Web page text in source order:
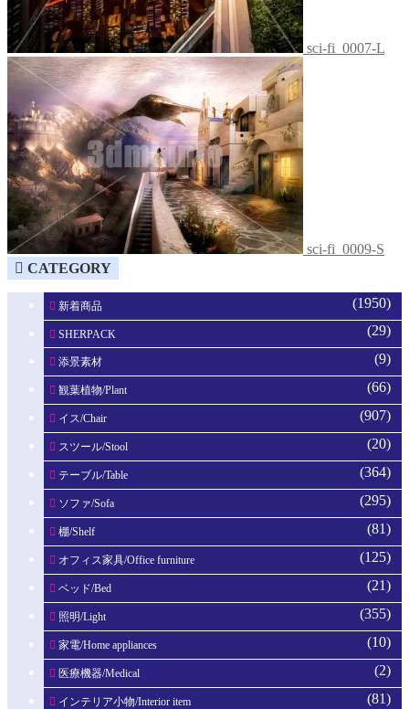
sci-fi_0007-L
sci-fi_0009-S
CATEGORY
新着商品 (1950)
SHERPACK (29)
添景素材 (9)
観葉植物/Plant (66)
イス/Chair (907)
スツール/Stool (20)
テーブル/Table (364)
ソファ/Sofa (295)
棚/Shelf (81)
オフィス家具/Office furniture (125)
ベッド/Bed (21)
照明/Light (355)
家電/Home appliances (10)
医療機器/Medical (2)
インテリア小物/Interior item (81)